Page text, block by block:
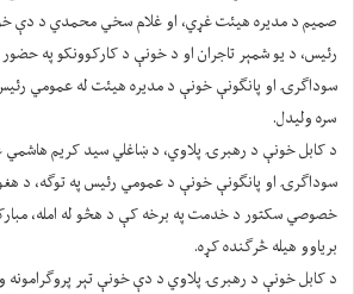
صمیم د مدیره هیئت غړي، او غلام سخي محمدي د دې
رئیس، د یو شمېر تاجران او د خونې د کارکوونکو په
سوداګرۍ او پانګونې خونې د مدیره هیئت له عمومي
سره ولیدل.
د کابل خونې د رهبرۍ پلاوي، د ښاغلي سید کریم هاشمي
سوداګرۍ او پانګونې خونې د عمومي رئیس په توګه، د
خصوصي سکتور د خدمت په برخه کې د هڅو له امله،
بریاوو هیله څرګنده کړه.
د کابل خونې د رهبرۍ پلاوي د دې خونې تېر